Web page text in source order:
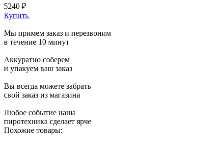
5240 ₽
Купить
Мы примем заказ и перезвоним
в течение 10 минут
Аккуратно соберем
и упакуем ваш заказ
Вы всегда можете забрать
свой заказ из магазина
Любое событие наша
пиротехника сделает ярче
Похожие товары: